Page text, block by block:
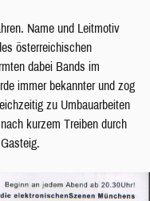
Name und Leitmotiv
österreichischen
dabei Bands im
immer bekannter und zog
zu Umbauarbeiten
kurzem Treiben durch